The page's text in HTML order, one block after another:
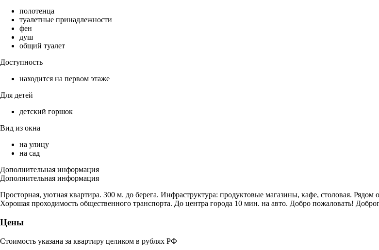
полотенца
туалетные принадлежности
фен
душ
общий туалет
Доступность
находится на первом этаже
Для детей
детский горшок
Вид из окна
на улицу
на сад
Дополнительная информация
Дополнительная информация
Просторная, уютная квартира. 300 м. до берега. Инфраструктура: продуктовые магазины, кафе, столовая.
Хорошая проходимость общественного транспорта. До центра города 10 мин. на авто. Добро пожаловать!
Цены
Стоимость указана за квартиру целиком в рублях РФ